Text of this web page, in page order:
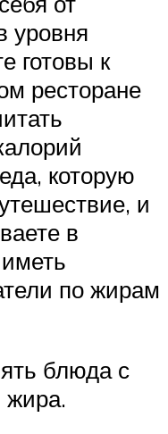
уровня
готовы к
ресторане
которую
и
в
по жирам
блюда с
жира.